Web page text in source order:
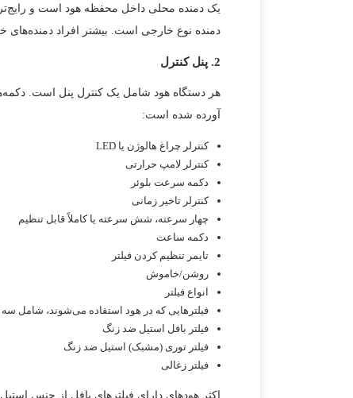
یک دمنده محلی داخل محفظه هود است و
دمنده نوع خارجی است. بیشتر افراد دمنده‌های
2. پنل کنترل
هر دستگاه هود شامل یک کنترل پنل است.
آورده شده است:
کنترلر چراغ هالوژن یا LED
کنترلر لامپ حرارتی
دکمه سرعت بلوئر
کنترلر تاخیر زمانی
چهار سرعته، شش سرعته یا کاملاً قابل تنظیم
دکمه ساعت
تایمر تنظیم کردن فیلتر
روشن/خاموش
انواع فیلتر
فیلترهایی که در هود استفاده می‌شوند، شامل سه
فیلتر بافل استیل ضد زنگ
فیلتر توری (مشبک) استیل ضد زنگ
فیلتر زغالی
اکثر هودهای دارای فیلترهای بافل از جنس